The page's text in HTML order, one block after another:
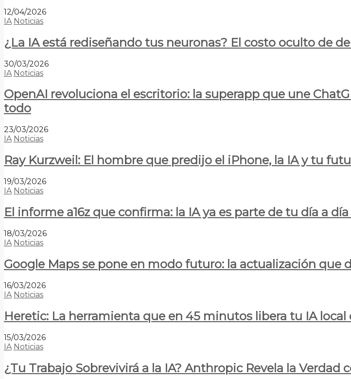
12/04/2026
IA Noticias
¿La IA está rediseñando tus neuronas? El costo oculto de
30/03/2026
IA Noticias
OpenAI revoluciona el escritorio: la superapp que une
todo
23/03/2026
IA Noticias
Ray Kurzweil: El hombre que predijo el iPhone, la IA y tu
19/03/2026
IA Noticias
El informe a16z que confirma: la IA ya es parte de tu día a
18/03/2026
IA Noticias
Google Maps se pone en modo futuro: la actualización que
16/03/2026
IA Noticias
Heretic: La herramienta que en 45 minutos libera tu IA
15/03/2026
IA Noticias
¿Tu Trabajo Sobrevivirá a la IA? Anthropic Revela la Verdad